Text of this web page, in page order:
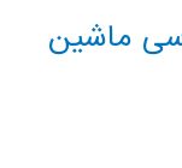
ماشین